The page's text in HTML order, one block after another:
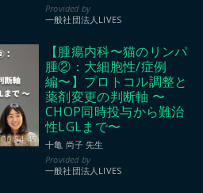
一般社団法人LIVES
00:54:45
【腫瘍内科〜猫のリンパ
腫②：大細胞性/症例
編〜】プロトコル調整と
薬剤変更の判断軸 〜
CHOP同時投与から難治
性LGLまで〜
十亀 尚子 先生
一般社団法人LIVES